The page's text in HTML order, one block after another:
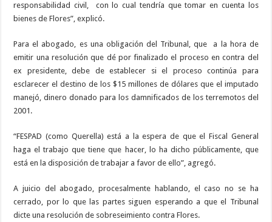
responsabilidad civil,
con lo cual tendría que tomar en cuenta los
bienes de Flores”, explicó.
Para el abogado, es una obligación del Tribunal, que
a la hora de
emitir una resolución que dé por finalizado el proceso en contra del
ex presidente, debe de establecer si el proceso continúa para
esclarecer el destino de los $15 millones de dólares que el imputado
manejó, dinero donado para los damnificados de los terremotos del
2001.
“FESPAD (como Querella) está a la espera de que el Fiscal General
haga el trabajo que tiene que hacer, lo ha dicho públicamente, que
está en la disposición de trabajar a favor de ello”, agregó.
A juicio del abogado, procesalmente hablando, el caso no se ha
cerrado, por lo que las partes siguen esperando a que el Tribunal
dicte una resolución de sobreseimiento contra Flores.